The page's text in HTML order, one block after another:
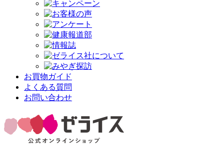
お買物ガイド
よくある質問
お問い合わせ